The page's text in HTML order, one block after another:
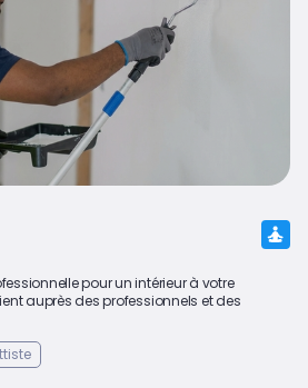
pour un intérieur à votre
auprès des professionnels et des